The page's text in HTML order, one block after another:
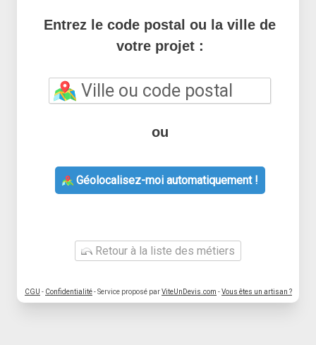
Entrez le code postal ou la ville de
votre projet :
ou
Géolocalisez-moi automatiquement !
Retour à la liste des métiers
CGU - Confidentialité- Service proposé parViteUnDevis.com -Vous êtes un artisan ?